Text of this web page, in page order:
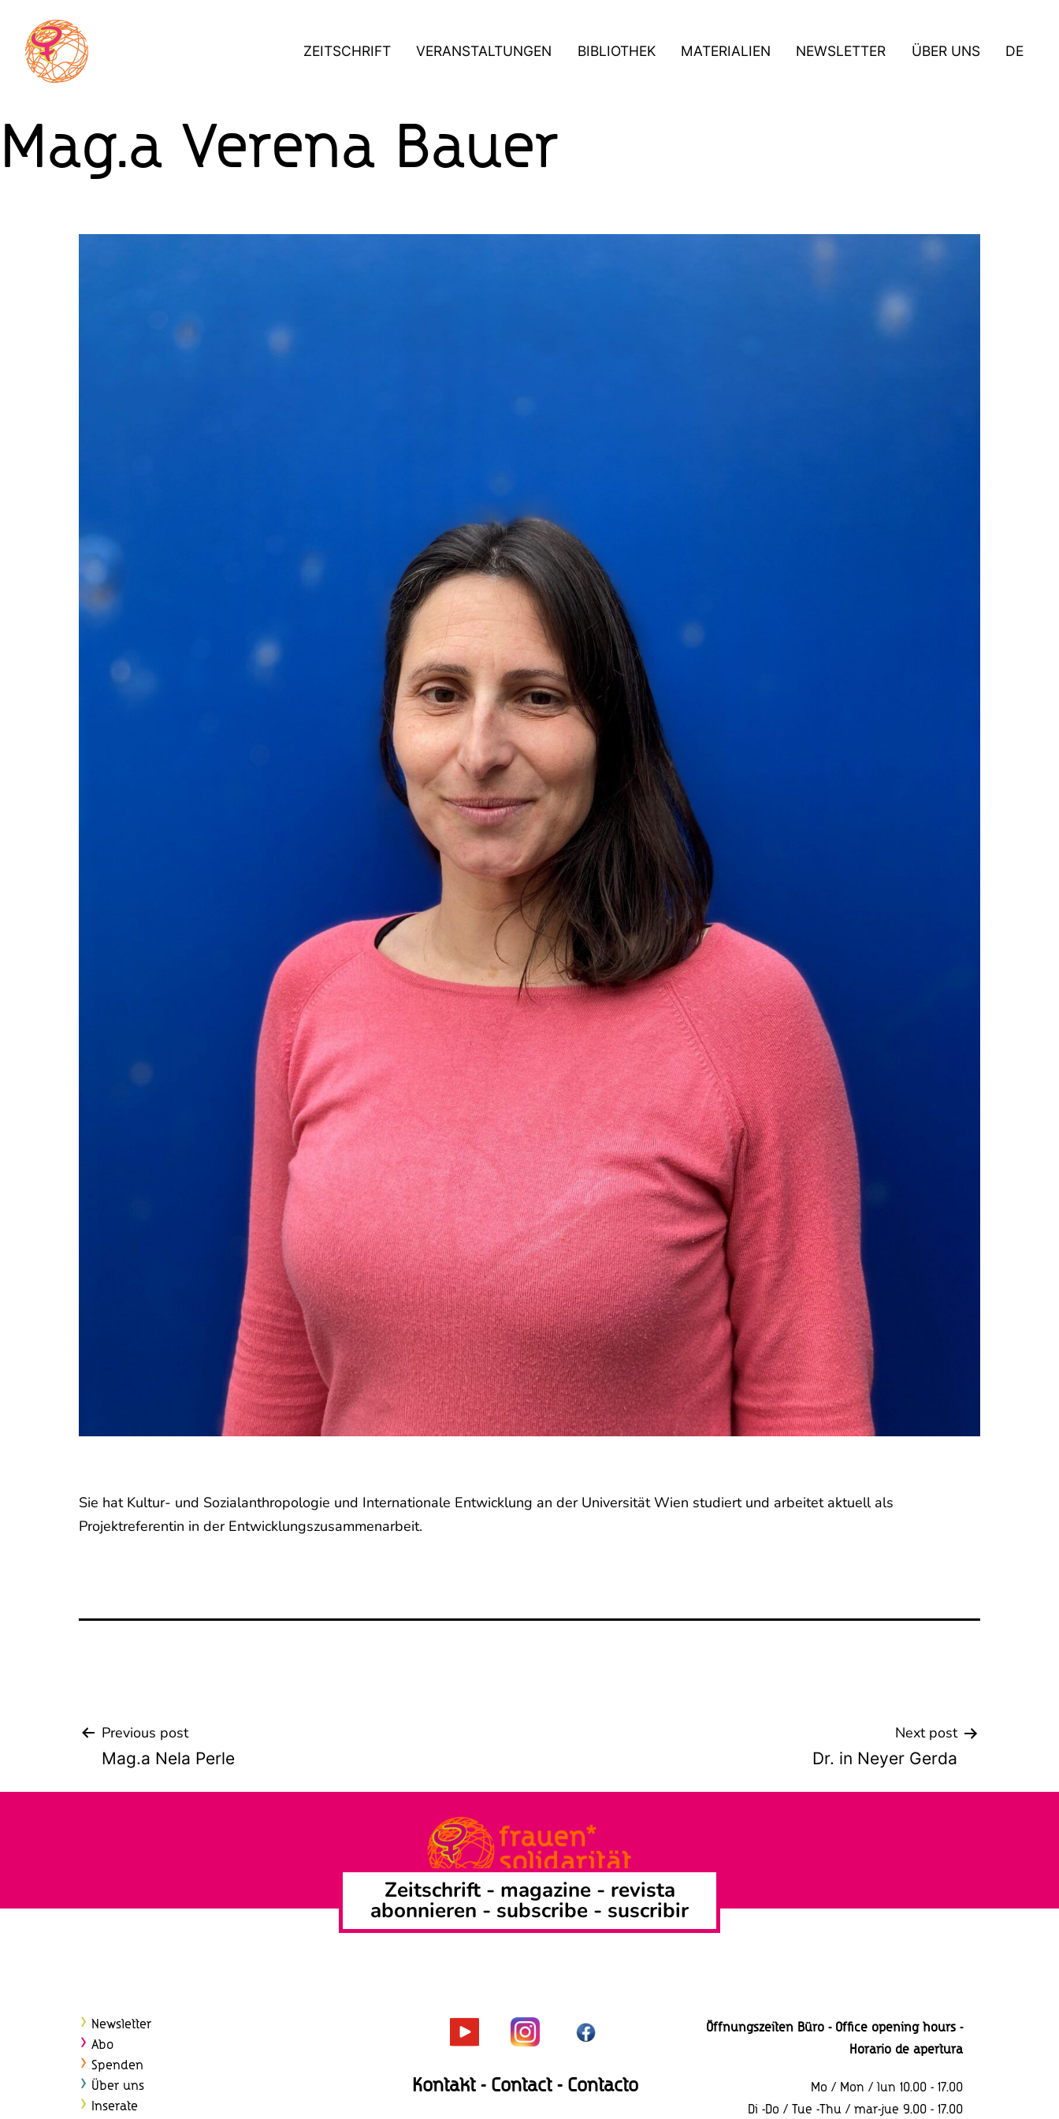
content
ZEITSCHRIFT VERANSTALTUNGEN BIBLIOTHEK MATERIALIEN NEWSLETTER ÜBER UNS DE
Mag.a Verena Bauer
Sie hat Kultur- und Sozialanthropologie und Internationale Entwicklung an der Universität Wien studiert und arbeitet aktuell als
Projektreferentin in der Entwicklungszusammenarbeit.
Beitrags-
Previous post
Mag.a Nela Perle
Next post
Dr. in Neyer Gerda
Zeitschrift - magazine - revista
abonnieren - subscribe - suscribir
Newsletter
Abo
Spenden
Über uns
Inserate
Kontakt - Contact - Contacto
Öffnungszeiten Büro - Office opening hours -
Horario de apertura
Mo / Mon / lun 10.00 - 17.00
Di -Do / Tue -Thu / mar-jue 9.00 - 17.00